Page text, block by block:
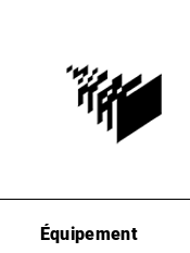
Équipement